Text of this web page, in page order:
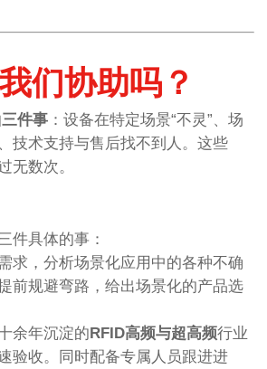
们协助吗？
三件事 ：设备在特定场景“不灵”、场
技术支持与售后找不到人。这些
无数次。
件具体的事：
求，分析场景化应用中的各种不确
前规避弯路，给出场景化的产品选
余年沉淀的 RFID高频与超高频行业
验收。同时配备专属人员跟进进